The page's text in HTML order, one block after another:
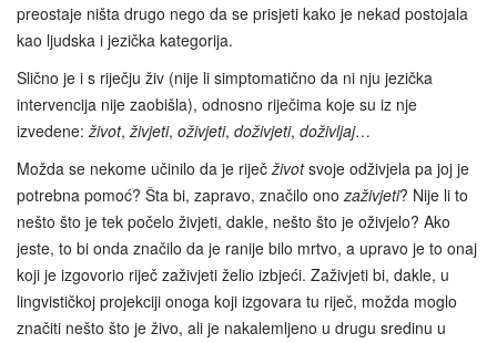
preostaje ništa drugo nego da se prisjeti kako je nekad postojala
kao ljudska i jezička kategorija.
Slično je i s riječju živ (nije li simptomatično da ni nju jezička
intervencija nije zaobišla), odnosno riječima koje su iz nje
izvedene:život,živjeti, oživjeti, doživjeti, doživljaj…
Možda se nekome učinilo da je riječživotsvoje odživjela pa joj je
potrebna pomoć? Šta bi, zapravo, značilo onozaživjeti? Nije li to
nešto što je tek počelo živjeti, dakle, nešto što je oživjelo? Ako
jeste, to bi onda značilo da je ranije bilo mrtvo, a upravo je to onaj
koji je izgovorio riječ zaživjeti želio izbjeći. Zaživjeti bi, dakle, u
lingvističkoj projekciji onoga koji izgovara tu riječ, možda moglo
značiti nešto što je živo, ali je nakalemljeno u drugu sredinu u